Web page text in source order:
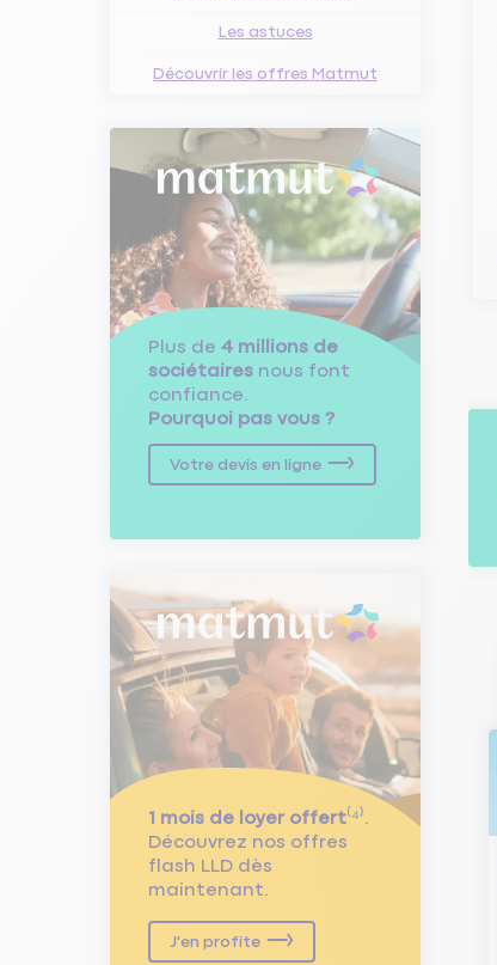
Les astuces
Découvrir les offres Matmut
Plus de 4 millions de
sociétaires nous font
confiance.
Pourquoi pas vous ?
Votre devis en ligne
1 mois de loyer offert⁽⁴⁾.
Découvrez nos offres
flash LLD dès
maintenant.
J'en profite